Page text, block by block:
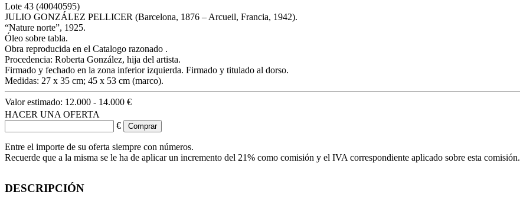
Lote 43 (40040595)
JULIO GONZÁLEZ PELLICER (Barcelona, 1876 – Arcueil, Francia, 1942).
“Nature norte”, 1925.
Óleo sobre tabla.
Obra reproducida en el Catalogo razonado .
Procedencia: Roberta González, hija del artista.
Firmado y fechado en la zona inferior izquierda. Firmado y titulado al dorso.
Medidas: 27 x 35 cm; 45 x 53 cm (marco).
Valor estimado: 12.000 - 14.000 €
HACER UNA OFERTA
€
Entre el importe de su oferta siempre con números.
Recuerde que a la misma se le ha de aplicar un incremento del 21% como comisión y el IVA correspondiente aplicado sobre esta comisión.
DESCRIPCIÓN